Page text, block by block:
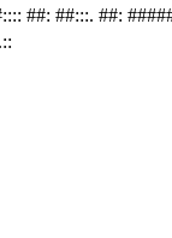
##: ##:::. ##: